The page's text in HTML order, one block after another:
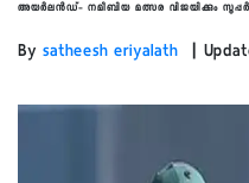
അയർലൻഡ്- നമീബിയ മത്സര വിജയിക്കും സൂപ്പർ
By satheesh eriyalath |